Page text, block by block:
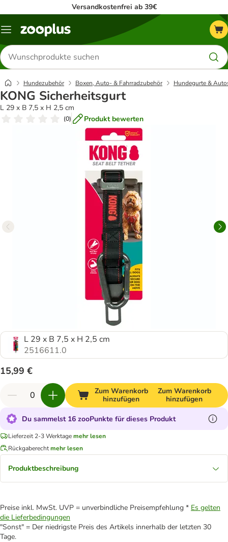
Versandkostenfrei ab 39€
Menü
Produkte
suchen
Hundezubehör Boxen, Auto- & Fahrradzubehör Hundegurte &
KONG Sicherheitsgurt
L 29 x B 7,5 x H 2,5 cm
(0) Produkt bewerten
L 29 x B 7,5 x H 2,5 cm
2516611.0
15,99 €
Zum Warenkorb
hinzufügen
Zum Warenkorb
hinzufügen
Du sammelst 16 zooPunkte für dieses Produkt
Lieferzeit 2-3 Werktagemehr lesen
Rückgaberechtmehr lesen
Produktbeschreibung
Preise inkl. MwSt. UVP = unverbindliche Preisempfehlung * Es gelten
die Lieferbedingungen
"Sonst" = Der niedrigste Preis des Artikels innerhalb der letzten 30
Tage.